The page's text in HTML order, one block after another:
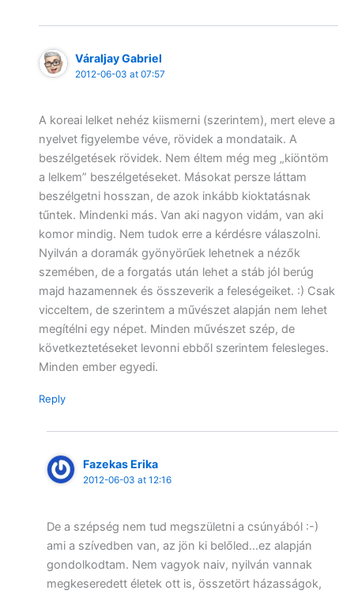
Váraljay Gabriel
2012-06-03 at 07:57
A koreai lelket nehéz kiismerni (szerintem), mert eleve a
nyelvet figyelembe véve, rövidek a mondataik. A
beszélgetések rövidek. Nem éltem még meg „kiöntöm
a lelkem” beszélgetéseket. Másokat persze láttam
beszélgetni hosszan, de azok inkább kioktatásnak
tűntek. Mindenki más. Van aki nagyon vidám, van aki
komor mindig. Nem tudok erre a kérdésre válaszolni.
Nyilván a doramák gyönyörűek lehetnek a nézők
szemében, de a forgatás után lehet a stáb jól berúg
majd hazamennek és összeverik a feleségeiket. :) Csak
vicceltem, de szerintem a művészet alapján nem lehet
megítélni egy népet. Minden művészet szép, de
következtetéseket levonni ebből szerintem felesleges.
Minden ember egyedi.
Reply
Fazekas Erika
2012-06-03 at 12:16
De a szépség nem tud megszületni a csúnyából :-)
ami a szívedben van, az jön ki belőled…ez alapján
gondolkodtam. Nem vagyok naiv, nyilván vannak
megkeseredett életek ott is, összetört házasságok,